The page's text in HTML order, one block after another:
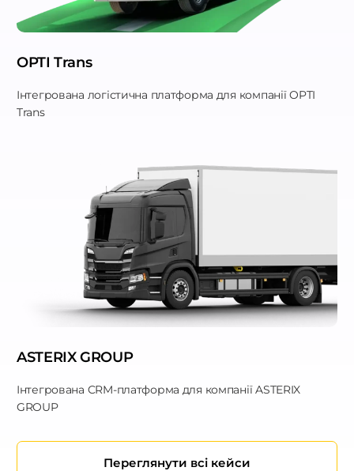
OPTI Trans
Інтегрована логістична платформа для компанії OPTI
Trans
ASTERIX GROUP
Інтегрована CRM-платформа для компанії ASTERIX
GROUP
Переглянути всі кейси